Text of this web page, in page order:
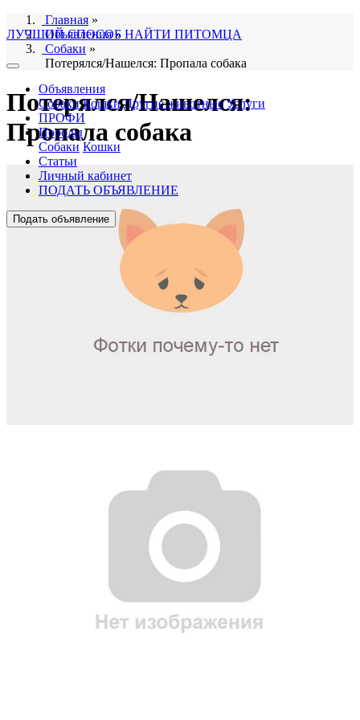
ЛУЧШИЙ СПОСОБ НАЙТИ ПИТОМЦА
Объявления
Собаки Кошки Другие животные Услуги
ПРОФИ
Породы
Собаки Кошки
Статьи
Личный кабинет
ПОДАТЬ ОБЪЯВЛЕНИЕ
Подать объявление
Главная »
Объявления»
Собаки »
Потерялся/Нашелся: Пропала собака
Потерялся/Нашелся:
Пропала собака